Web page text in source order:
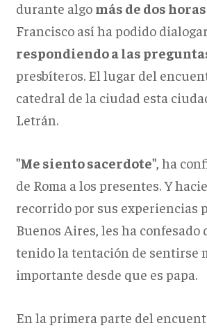
durante algo más de dos horas
Francisco así ha podido
respondiendo a las
presbíteros. El lugar del
catedral de la ciudad esta
Letrán.
"Me siento sacerdote", ha
de Roma a los presentes. Y
recorrido por sus experiencias
Buenos Aires, les ha confesado
tenido la tentación de sentirse
importante desde que es papa.
En la primera parte del